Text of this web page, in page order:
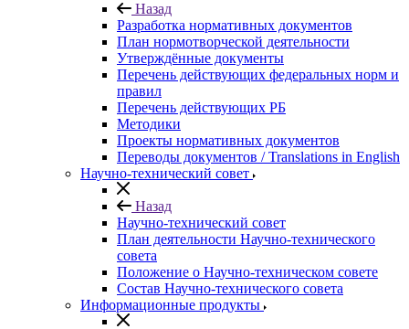
Назад
Разработка нормативных документов
План нормотворческой деятельности
Утверждённые документы
Перечень действующих федеральных норм и
правил
Перечень действующих РБ
Методики
Проекты нормативных документов
Переводы документов / Translations in English
Научно-технический совет
Назад
Научно-технический совет
План деятельности Научно-технического
совета
Положение о Научно-техническом совете
Состав Научно-технического совета
Информационные продукты